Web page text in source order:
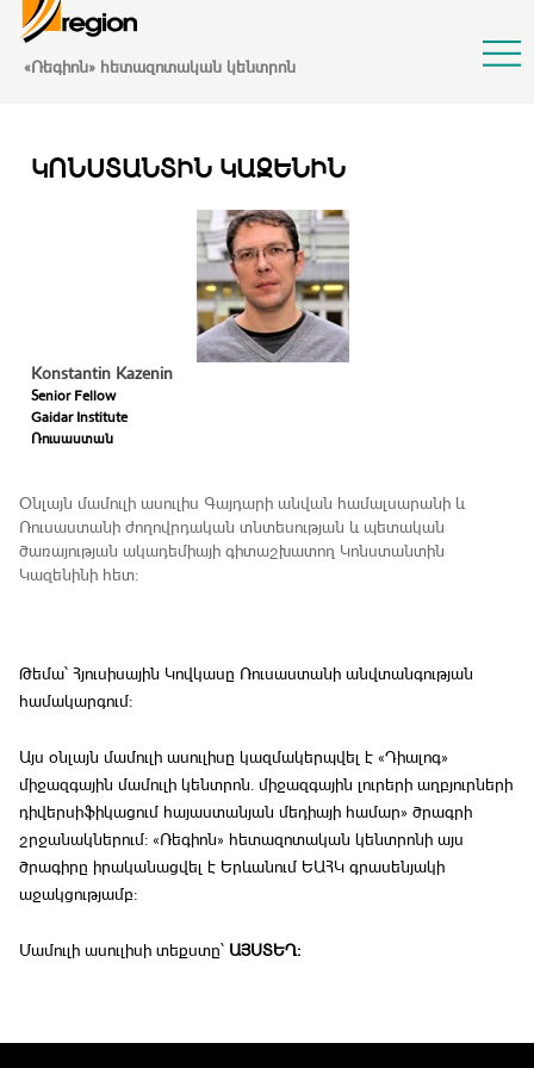
«Ռեգիոն» հետազոտական կենտրոն
ԿՈՆՍՏԱՆՏԻՆ ԿԱԶԵՆԻՆ
Konstantin Kazenin
Senior Fellow
Gaidar Institute
Ռուսաստան
Օնլայն մամուլի ասուլիս Գայդարի անվան համալսարանի և
Ռուսաստանի ժողովրդական տնտեսության և պետական
ծառայության ակադեմիայի գիտաշխատող Կոնստանտին
Կազենինի հետ:
Թեմա՝ Հյուսիսային Կովկասը Ռուսաստանի անվտանգության
համակարգում:
Այս օնլայն մամուլի ասուլիսը կազմակերպվել է «Դիալոգ»
միջազգային մամուլի կենտրոն. միջազգային լուրերի աղբյուրների
դիվերսիֆիկացում հայաստանյան մեդիայի համար» ծրագրի
շրջանակներում: «Ռեգիոն» հետազոտական կենտրոնի այս
ծրագիրը իրականացվել է Երևանում ԵԱՀԿ գրասենյակի
աջակցությամբ:
Մամուլի ասուլիսի տեքստը՝ ԱՅՍՏԵՂ: